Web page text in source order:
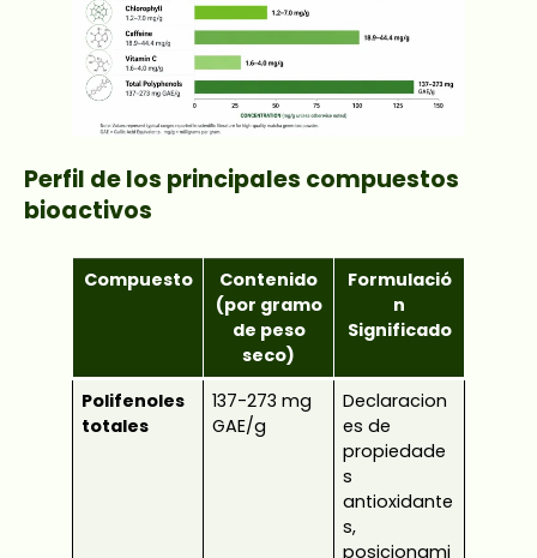
Perfil de los principales compuestos
bioactivos
Compuesto
Contenido
(por gramo
de peso
seco)
Formulació
n
Significado
Polifenoles
totales
137-273 mg
GAE/g
Declaracion
es de
propiedade
s
antioxidante
s,
posicionami